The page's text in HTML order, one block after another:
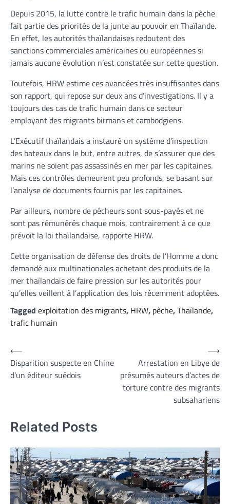
Depuis 2015, la lutte contre le trafic humain dans la pêche
fait partie des priorités de la junte au pouvoir en Thaïlande.
En effet, les autorités thaïlandaises redoutent des
sanctions commerciales américaines ou européennes si
jamais aucune évolution n’est constatée sur cette question.
Toutefois, HRW estime ces avancées très insuffisantes dans
son rapport, qui repose sur deux ans d’investigations. Il y a
toujours des cas de trafic humain dans ce secteur
employant des migrants birmans et cambodgiens.
L’Exécutif thaïlandais a instauré un système d’inspection
des bateaux dans le but, entre autres, de s’assurer que des
marins ne soient pas assassinés en mer par les capitaines.
Mais ces contrôles demeurent peu profonds, se basant sur
l’analyse de documents fournis par les capitaines.
Par ailleurs, nombre de pêcheurs sont sous-payés et ne
sont pas rémunérés chaque mois, contrairement à ce que
prévoit la loi thaïlandaise, rapporte HRW.
Cette organisation de défense des droits de l’Homme a donc
demandé aux multinationales achetant des produits de la
mer thaïlandais de faire pression sur les autorités pour
qu’elles veillent à l’application des lois récemment adoptées.
Tagged exploitation des migrants, HRW, pêche,Thaïlande,
trafic humain
Navigation
de
l’article
⟵
Disparition suspecte en Chine
d’un éditeur suédois
Arrestation en Libye de
présumés auteurs d’actes de
torture contre des migrants
subsahariens
⟶
Related Posts